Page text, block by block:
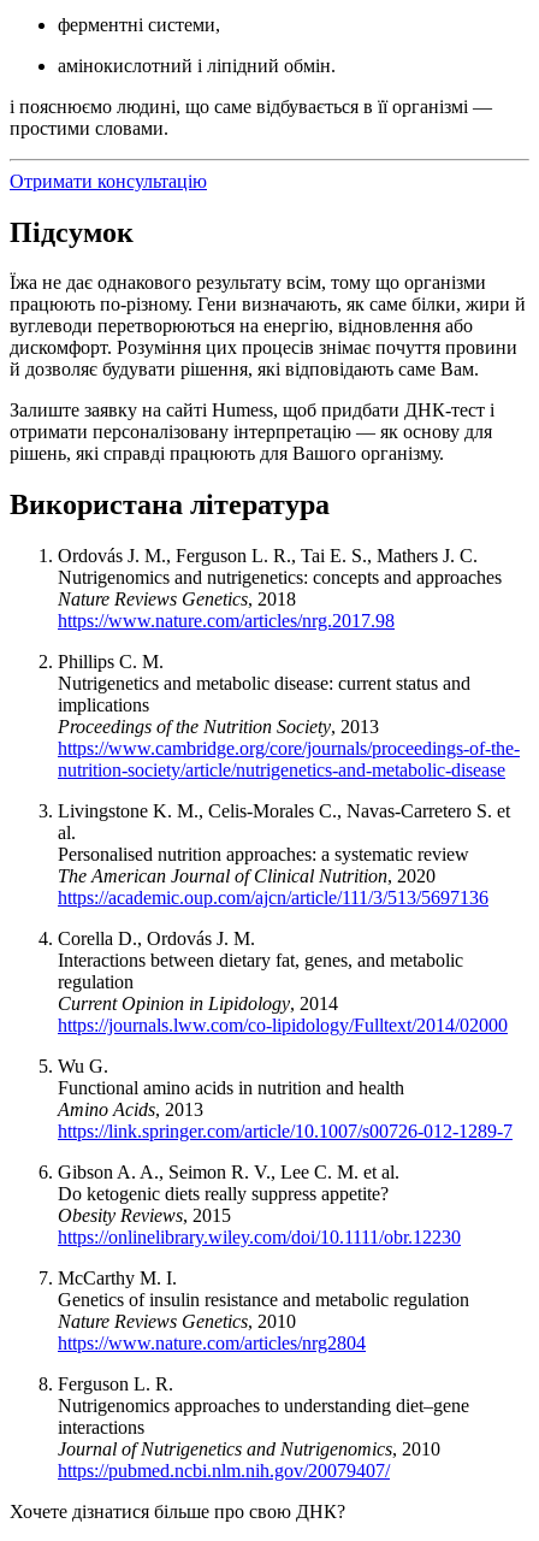
ферментні системи,
амінокислотний і ліпідний обмін.
і пояснюємо людині, що саме відбувається в її організмі —
простими словами.
Отримати консультацію
Підсумок
Їжа не дає однакового результату всім, тому що організми
працюють по-різному. Гени визначають, як саме білки, жири й
вуглеводи перетворюються на енергію, відновлення або
дискомфорт. Розуміння цих процесів знімає почуття провини
й дозволяє будувати рішення, які відповідають саме Вам.
Залиште заявку на сайті Humess, щоб придбати ДНК-тест і
отримати персоналізовану інтерпретацію — як основу для
рішень, які справді працюють для Вашого організму.
Використана література
Ordovás J. M., Ferguson L. R., Tai E. S., Mathers J. C.
Nutrigenomics and nutrigenetics: concepts and approaches
Nature Reviews Genetics, 2018
https://www.nature.com/articles/nrg.2017.98
Phillips C. M.
Nutrigenetics and metabolic disease: current status and
implications
Proceedings of the Nutrition Society, 2013
https://www.cambridge.org/core/journals/proceedings-of-the-
nutrition-society/article/nutrigenetics-and-metabolic-disease
Livingstone K. M., Celis-Morales C., Navas-Carretero S. et
al.
Personalised nutrition approaches: a systematic review
The American Journal of Clinical Nutrition, 2020
https://academic.oup.com/ajcn/article/111/3/513/5697136
Corella D., Ordovás J. M.
Interactions between dietary fat, genes, and metabolic
regulation
Current Opinion in Lipidology, 2014
https://journals.lww.com/co-lipidology/Fulltext/2014/02000
Wu G.
Functional amino acids in nutrition and health
Amino Acids, 2013
https://link.springer.com/article/10.1007/s00726-012-1289-7
Gibson A. A., Seimon R. V., Lee C. M. et al.
Do ketogenic diets really suppress appetite?
Obesity Reviews, 2015
https://onlinelibrary.wiley.com/doi/10.1111/obr.12230
McCarthy M. I.
Genetics of insulin resistance and metabolic regulation
Nature Reviews Genetics, 2010
https://www.nature.com/articles/nrg2804
Ferguson L. R.
Nutrigenomics approaches to understanding diet–gene
interactions
Journal of Nutrigenetics and Nutrigenomics, 2010
https://pubmed.ncbi.nlm.nih.gov/20079407/
Хочете дізнатися більше про свою ДНК?